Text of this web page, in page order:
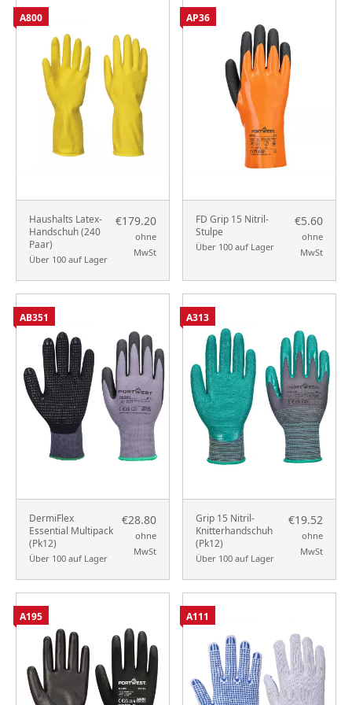
Haushalts Latex-
Handschuh (240
Paar)
Über 100 auf Lager
€179.20
ohne
MwSt
A800
FD Grip 15 Nitril-
Stulpe
Über 100 auf Lager
€5.60
ohne
MwSt
AP36
DermiFlex
Essential Multipack
(Pk12)
Über 100 auf Lager
€28.80
ohne
MwSt
AB351
Grip 15 Nitril-
Knitterhandschuh
(Pk12)
Über 100 auf Lager
€19.52
ohne
MwSt
A313
A195 A111